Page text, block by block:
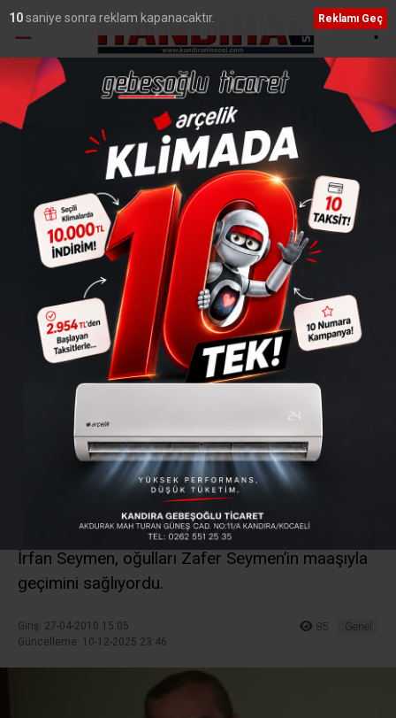
Ana Sayfa›Genel
Ali İrfan Seymen’in
iddiaları tüyler ürpertici
cinsten
Kandıra Akdurak Mahallesi’nde eşiyle birlikte
yaşamını sürdüren yüzde 74 raporu bulunan Ali
İrfan Seymen, oğulları Zafer Seymen’in maaşıyla
geçimini sağlıyordu.
Giriş: 27-04-2010 15:05
Güncelleme: 10-12-2025 23:46
85 Genel
9saniye sonra reklam kapanacaktır. Reklamı Geç